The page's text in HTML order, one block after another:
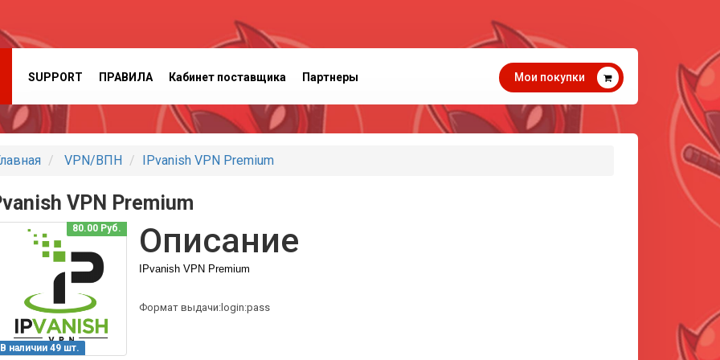
SUPPORT ПРАВИЛА Кабинет поставщика Партнеры Мои покупки
VPN/ВПН IPvanish VPN Premium
VPN Premium
В наличии 49 шт.
80.00 Руб. Описание
IPvanish VPN Premium
Формат выдачи:login:pass